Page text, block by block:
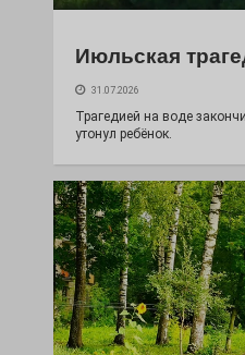
Июльская
31.07.2026
Трагедией на воде
утонул ребёнок.